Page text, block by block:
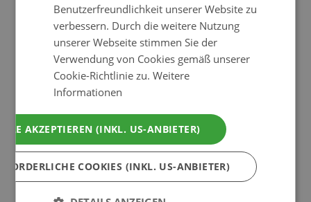
Wellnessurlaub in der Schweiz - Skiurlaub im
Wellnesshotel in den Schweizer Alpen,
Familienurlaub in beliebten Family-Wellnesshotels
mit Kinderbetreuung, Aktivurlaub und Sport in
luxuriösen Sport-Wellnesshotels, das ist Wellness
& Spa in der Schweiz.
Ausgewählte Wellnesshotels in der
Schweiz
Benutzerfreundlichkeit unserer Website zu
verbessern. Durch die weitere Nutzung
unserer Webseite stimmen Sie der
Verwendung von Cookies gemäß unserer
Cookie-Richtlinie zu.Weitere
Informationen
AKZEPTIEREN (INKL. US-ANBIETER)
COOKIES (INKL. US-ANBIETER)